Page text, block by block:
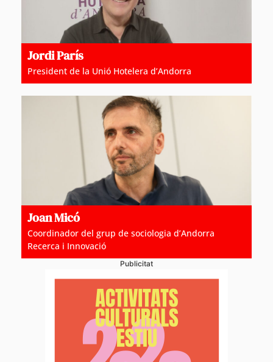
Jordi París
President de la Unió Hotelera d’Andorra
Joan Micó
Coordinador del grup de sociologia d’Andorra
Recerca i Innovació
Publicitat